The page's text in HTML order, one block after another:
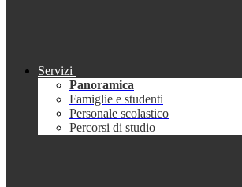
Servizi
Panoramica
Famiglie e studenti
Personale scolastico
Percorsi di studio